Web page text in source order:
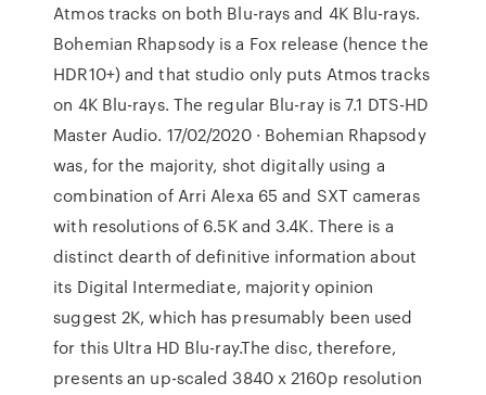
Atmos tracks on both Blu-rays and 4K Blu-rays.
Bohemian Rhapsody is a Fox release (hence the
HDR10+) and that studio only puts Atmos tracks
on 4K Blu-rays. The regular Blu-ray is 7.1 DTS-HD
Master Audio. 17/02/2020 · Bohemian Rhapsody
was, for the majority, shot digitally using a
combination of Arri Alexa 65 and SXT cameras
with resolutions of 6.5K and 3.4K. There is a
distinct dearth of definitive information about
its Digital Intermediate, majority opinion
suggest 2K, which has presumably been used
for this Ultra HD Blu-ray.The disc, therefore,
presents an up-scaled 3840 x 2160p resolution